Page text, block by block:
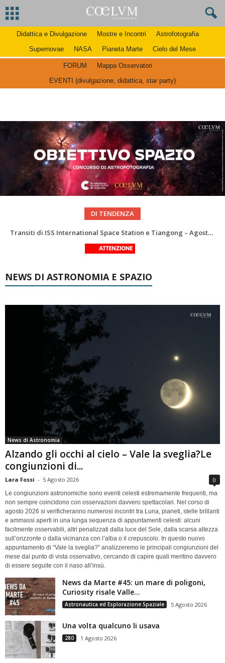
Didattica e Divulgazione Mostre e Incontri
Astrofotografia
Supernovae
NASA Pianeta Marte Cielo del Mese
FORUM
Mappa Osservatori
EVENTI (divulgazione, didattica, star party)
DI TENDENZA
La Luna del Mese – Agosto 2026
Le costellazioni di Agosto 2026: Delfino
NEWS DI ASTRONOMIA E SPAZIO
News di Astronomia
Alzando gli occhi al cielo – Vale la sveglia?Le
congiunzioni di...
Lara Fossi - 5 Agosto 2026 0
Le congiunzioni astronomiche sono eventi celesti estremamente frequenti, ma
non sempre coincidono con osservazioni davvero spettacolari. Nel corso di
agosto 2026 si verificheranno numerosi incontri tra Luna, pianeti, stelle brillanti
e ammassi aperti in una lunga sequenza di appuntamenti celesti: alcuni
facilmente osservabili, altri penalizzati dalla luce del Sole, dalla scarsa altezza
sull’orizzonte o dalla vicinanza con l’alba o il crepuscolo. In questo nuovo
appuntamento di “Vale la sveglia?” analizzeremo le principali congiunzioni del
mese dal punto di vista osservativo, cercando di capire quali meritino davvero
di essere seguite con il naso all’insù.
News da Marte #45: un mare di poligoni,
Curiosity risale Valle...
Astronautica ed Esplorazione Spaziale 5 Agosto 2026
Una volta qualcuno li usava
280 1 Agosto 2026